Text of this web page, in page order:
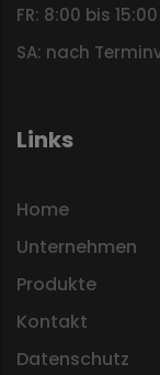
FR: 8:00 bis 15:00
SA: nach
Links
Home
Unternehmen
Produkte
Kontakt
Datenschutz